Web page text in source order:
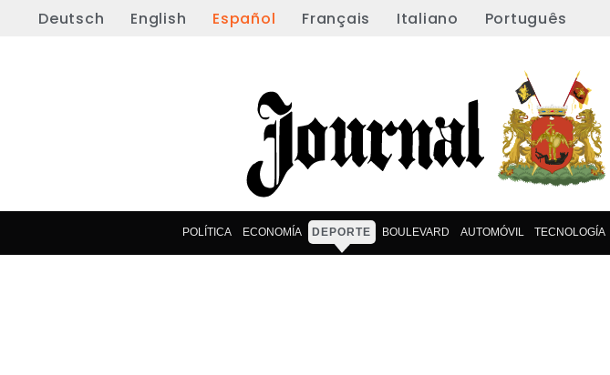
Deutsch English Español Français Italiano Português
POLÍTICA ECONOMÍA DEPORTE BOULEVARD AUTOMÓVIL TECNOLOGÍA